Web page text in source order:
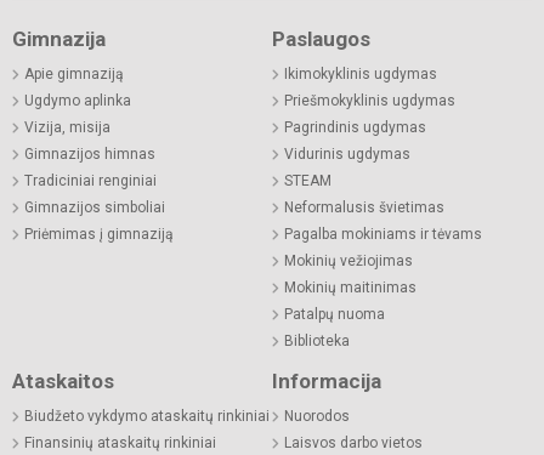
Gimnazija
Apie gimnaziją
Ugdymo aplinka
Vizija, misija
Gimnazijos himnas
Tradiciniai renginiai
Gimnazijos simboliai
Priėmimas į gimnaziją
Paslaugos
Ikimokyklinis ugdymas
Priešmokyklinis ugdymas
Pagrindinis ugdymas
Vidurinis ugdymas
STEAM
Neformalusis švietimas
Pagalba mokiniams ir tėvams
Mokinių vežiojimas
Mokinių maitinimas
Patalpų nuoma
Biblioteka
Ataskaitos
Biudžeto vykdymo ataskaitų rinkiniai
Finansinių ataskaitų rinkiniai
Informacija
Nuorodos
Laisvos darbo vietos